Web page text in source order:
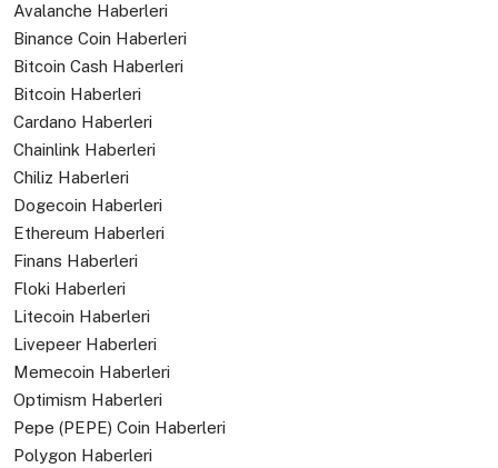
Avalanche Haberleri
Binance Coin Haberleri
Bitcoin Cash Haberleri
Bitcoin Haberleri
Cardano Haberleri
Chainlink Haberleri
Chiliz Haberleri
Dogecoin Haberleri
Ethereum Haberleri
Finans Haberleri
Floki Haberleri
Litecoin Haberleri
Livepeer Haberleri
Memecoin Haberleri
Optimism Haberleri
Pepe (PEPE) Coin Haberleri
Polygon Haberleri